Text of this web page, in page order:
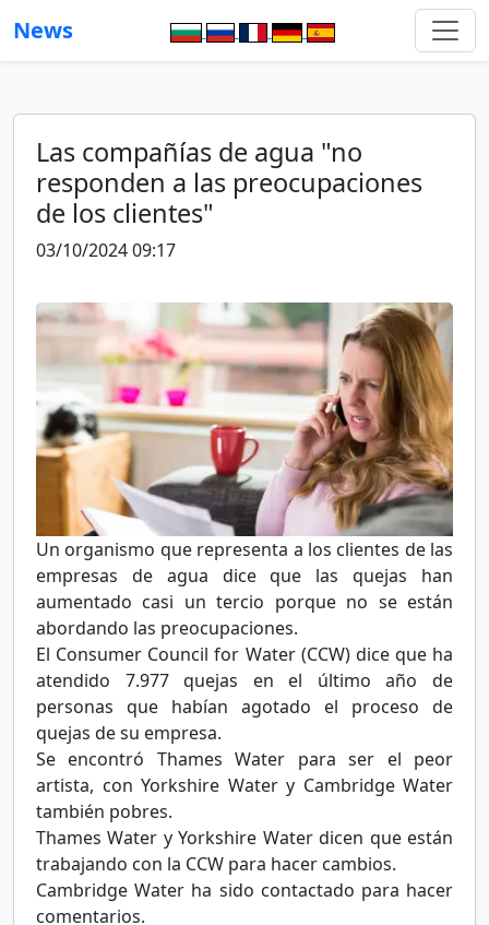
News
Las compañías de agua "no
responden a las preocupaciones
de los clientes"
03/10/2024 09:17
Un organismo que representa a los clientes de las
empresas de agua dice que las quejas han
aumentado casi un tercio porque no se están
abordando las preocupaciones.
El Consumer Council for Water (CCW) dice que ha
atendido 7.977 quejas en el último año de
personas que habían agotado el proceso de
quejas de su empresa.
Se encontró Thames Water para ser el peor
artista, con Yorkshire Water y Cambridge Water
también pobres.
Thames Water y Yorkshire Water dicen que están
trabajando con la CCW para hacer cambios.
Cambridge Water ha sido contactado para hacer
comentarios.